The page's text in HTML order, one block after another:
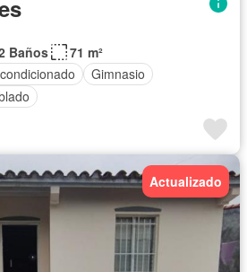
Baños
71 m²
Gimnasio
Actualizado